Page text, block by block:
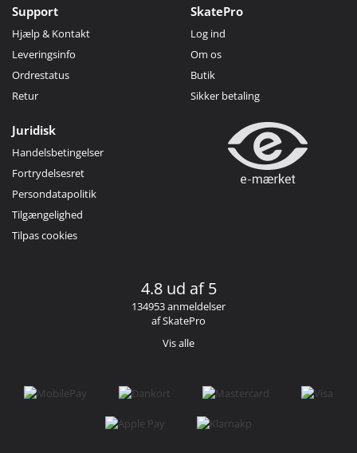
Support
Hjælp & Kontakt
Leveringsinfo
Ordrestatus
Retur
SkatePro
Log ind
Om os
Butik
Sikker betaling
Juridisk
Handelsbetingelser
Fortrydelsesret
Persondatapolitik
Tilgængelighed
Tilpas cookies
4.8 ud af 5
134953 anmeldelser
af SkatePro
Vis alle